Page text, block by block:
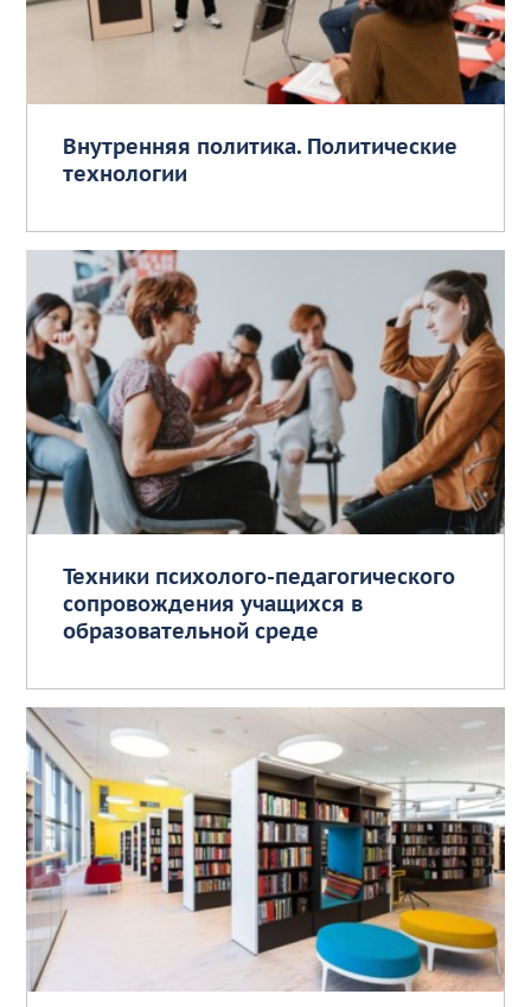
Внутренняя политика. Политические
технологии
Техники психолого-педагогического
сопровождения учащихся в
образовательной среде